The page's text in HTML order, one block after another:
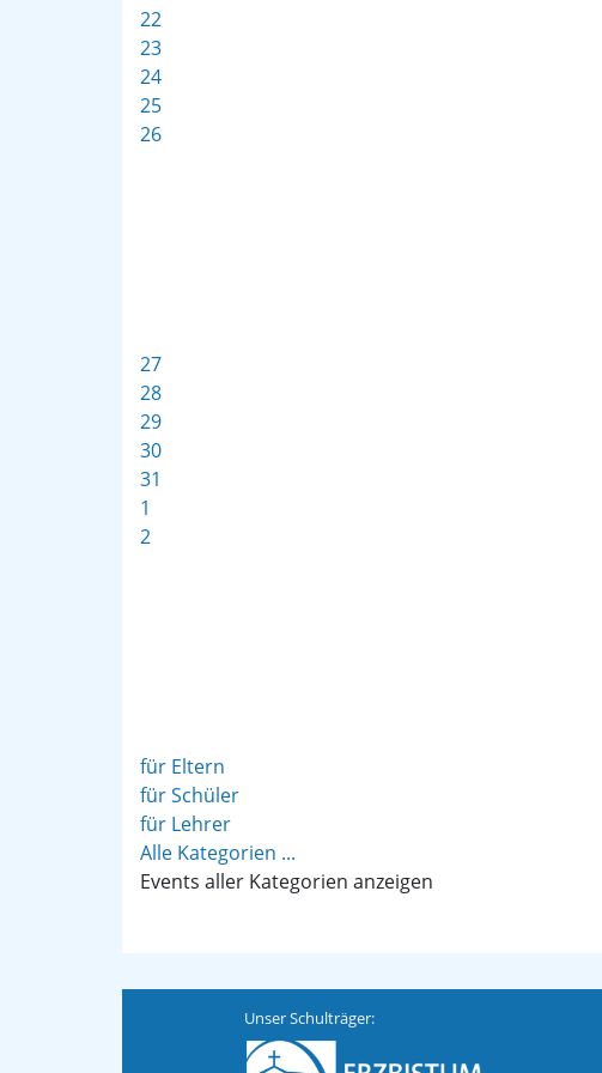
22
23
24
25
26
27
28
29
30
31
1
2
für Eltern
für Schüler
für Lehrer
Alle Kategorien ...
Events aller Kategorien anzeigen
Unser Schulträger: